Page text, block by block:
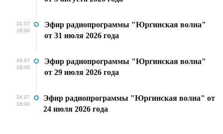
31.07
18:00
Эфир радиопрограммы "Юргинская волна"
от 31 июля 2026 года
29.07
18:00
Эфир радиопрограммы "Юргинская волна"
от 29 июля 2026 года
24.07
18:00
Эфир радиопрограммы "Юргинская волна" от
24 июля 2026 года